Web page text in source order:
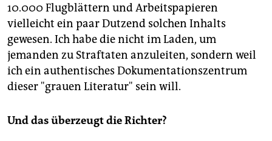
10.000 Flugblättern und Arbeitspapieren
vielleicht ein paar Dutzend solchen Inhalts
gewesen. Ich habe die nicht im Laden, um
jemanden zu Straftaten anzuleiten, sondern weil
ich ein authentisches Dokumentationszentrum
dieser "grauen Literatur" sein will.
Und das überzeugt die Richter?